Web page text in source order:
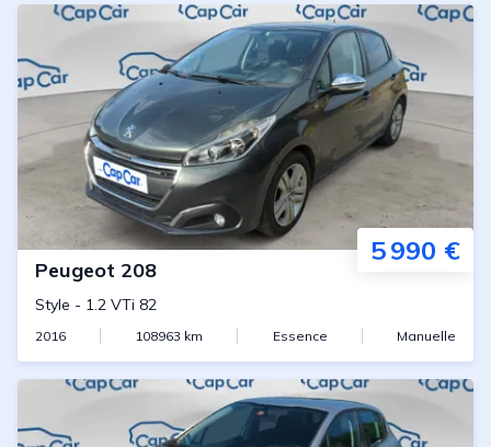
5 990 €
Peugeot 208
Style - 1.2 VTi 82
2016 108963 km Essence Manuelle